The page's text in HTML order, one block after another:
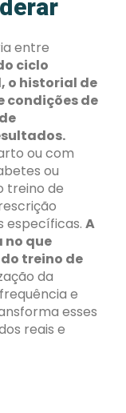
entre
ciclo
o historial de
condições de
ou com
ou
treino de
específicas. A
no que
treino de
da
e
esses
reais e